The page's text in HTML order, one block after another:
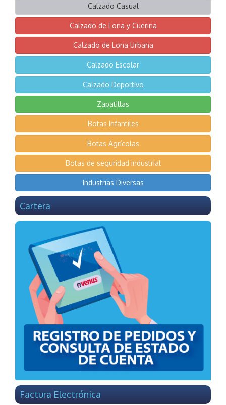
Calzado Casual
Calzado de Lona y Cuerina
Calzado de Lona Urbana
Calzado Escolar
Calzado Deportivo
Zapatillas
Botas Infantiles
Botas Agrícolas
Botas de seguridad industrial
Industrias Diversas
Cartera
Factura Electrónica